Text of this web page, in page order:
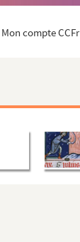
Mon compte CCFr